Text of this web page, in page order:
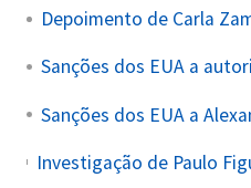
Depoimento de Carla